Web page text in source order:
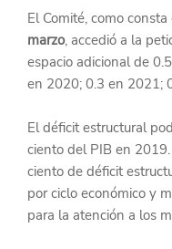
El Comité, como consta
marzo, accedió a la
espacio adicional de
en 2020; 0.3 en 2021;
El déficit estructural
ciento del PIB en
ciento de déficit
por ciclo económico y
para la atención a los